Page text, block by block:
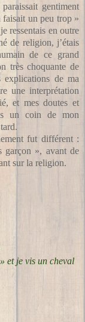
gentiment
faisait un peu trop »
ressentais en outre
de religion, j’étais
de ce grand
très choquante de
de ma
une interprétation
et mes doutes et
un coin de mon
fut différent :
garçon », avant de
sur la religion.
et je vis un cheval